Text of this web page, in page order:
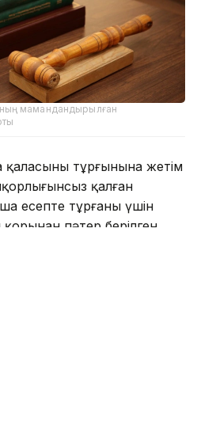
мамандандырылған
тұрғынына жетім
қалған
есепте тұрғаны үшін
пәтер берілген.